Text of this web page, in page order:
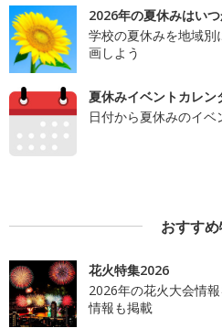
2026年の夏休みはい
学校の夏休みを地域
画しよう
夏休みイベントカレン
日付から夏休みのイベ
おすす
花火特集2026
2026年の花火大会情
情報も掲載